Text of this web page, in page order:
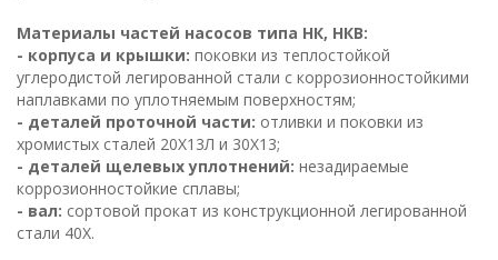
Материалы частей насосов типа НК, НКВ:
- корпуса и крышки: поковки из теплостойкой
углеродистой легированной стали с коррозионностойкими
наплавками по уплотняемым поверхностям;
- деталей проточной части: отливки и поковки из
хромистых сталей 20Х13Л и 30Х13;
- деталей щелевых уплотнений: незадираемые
коррозионностойкие сплавы;
- вал: сортовой прокат из конструкционной легированной
стали 40Х.